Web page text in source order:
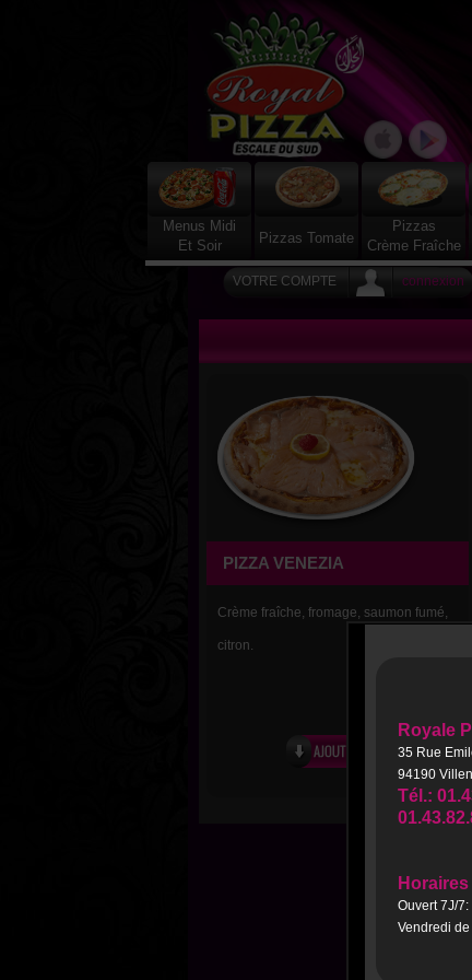
Menus Midi
Et Soir
Pizzas Tomate
Pizzas
Crème Fraîche
VOTRE COMPTE connexion
PIZZA VENEZIA
Crème fraîche, fromage, saumon fumé,
citron.